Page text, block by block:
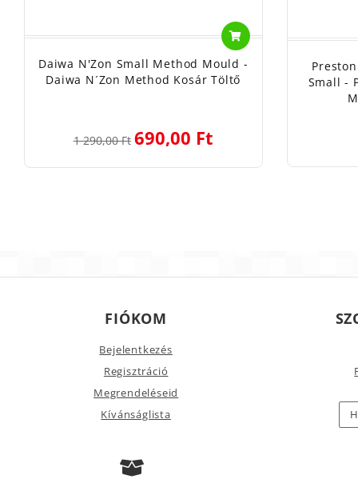
Daiwa N'Zon Small Method Mould -
Daiwa N´Zon Method Kosár Töltő
1 290,00 Ft 690,00 Ft
Small -
FIÓKOM
Bejelentkezés
Regisztráció
Megrendeléseid
Kívánságlista